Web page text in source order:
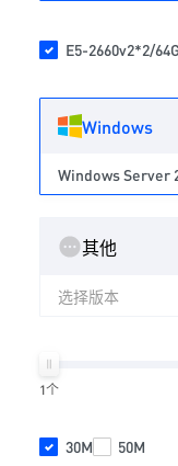
E5-2660v2*2/
Windows
其他
选择版本
1个
30M 50M